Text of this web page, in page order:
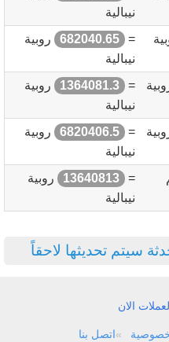
نيبالية
=
682040.65
روبية
نيبالية
=
1364081.3
روبية
نيبالية
=
6820406.5
روبية
نيبالية
=
13640813
روبية
نيبالية
سيتم تحديثها لاحقاً
الان
اتصل بنا